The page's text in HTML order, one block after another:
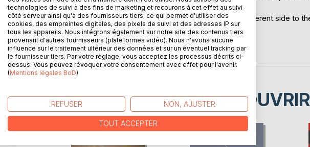
Through the diary, Lyla begins to understand there's a different side to
tragic origin.
Full of mysteries, ghosts and romance.
D’AUTRES TITRES À DÉCOUVRIR
technologies de suivi à des fins de marketing et recourons à cet effet au suivi
côté serveur ainsi qu'à des fournisseurs tiers, ce qui permet d'utiliser des
cookies, des empreintes digitales, des pixels de suivi et des adresses IP sur
tous les appareils. Nous intégrons également sur notre site des contenus tiers
provenant d'autres fournisseurs (plateformes vidéo). Nous n'avons aucune
influence sur le traitement ultérieur des données et sur un éventuel tracking par
le fournisseur tiers. Par votre réglage, vous acceptez les processus décrits ci-
dessus. Vous pouvez révoquer votre consentement avec effet pour l'avenir.
(Mentions légales BoD)
REFUSER NON, AJUSTER
TOUT ACCEPTER